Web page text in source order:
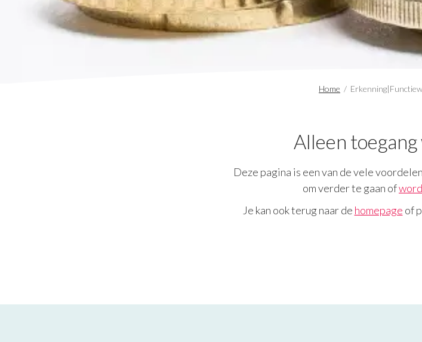
Home /
Alleen
Deze pagina is een van de vele
om verder te gaan of
Je kan ook terug naar de homepage of